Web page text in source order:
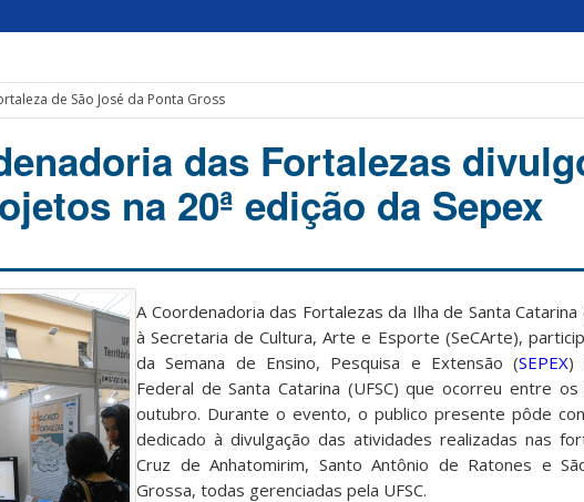
de São José da Ponta Gross
das Fortalezas
na 20ª edição da Sepex
A Coordenadoria das Fortalezas da Ilha de Santa Catarina
à Secretaria de Cultura, Arte e Esporte (SeCArte),
da Semana de Ensino, Pesquisa e Extensão (SEPEX)
Federal de Santa Catarina (UFSC) que ocorreu entre
outubro. Durante o evento, o publico presente pôde
dedicado à divulgação das atividades realizadas nas
Cruz de Anhatomirim, Santo Antônio de Ratones e
Grossa, todas gerenciadas pela UFSC.